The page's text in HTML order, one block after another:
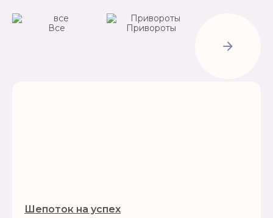
Все
Привороты
Рассорки
Шепоток на успех